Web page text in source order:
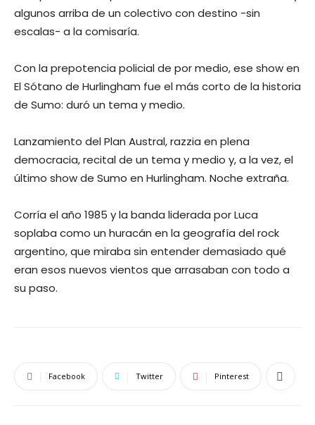
algunos arriba de un colectivo con destino -sin
escalas- a la comisaría.
Con la prepotencia policial de por medio, ese show en
El Sótano de Hurlingham fue el más corto de la historia
de Sumo: duró un tema y medio.
Lanzamiento del Plan Austral, razzia en plena
democracia, recital de un tema y medio y, a la vez, el
último show de Sumo en Hurlingham. Noche extraña.
Corría el año 1985 y la banda liderada por Luca
soplaba como un huracán en la geografía del rock
argentino, que miraba sin entender demasiado qué
eran esos nuevos vientos que arrasaban con todo a
su paso.
Facebook Twitter Pinterest